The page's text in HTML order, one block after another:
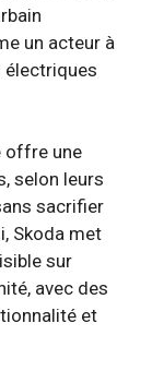
un acteur à
électriques
offre une
selon leurs
sacrifier
Skoda met
sur
avec des
et